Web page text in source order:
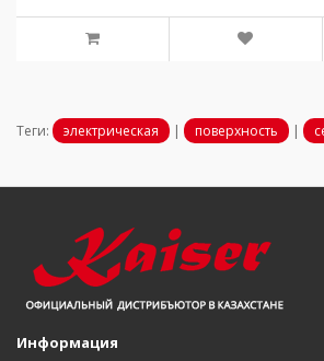
Теги: электрическая | поверхность |
Информация